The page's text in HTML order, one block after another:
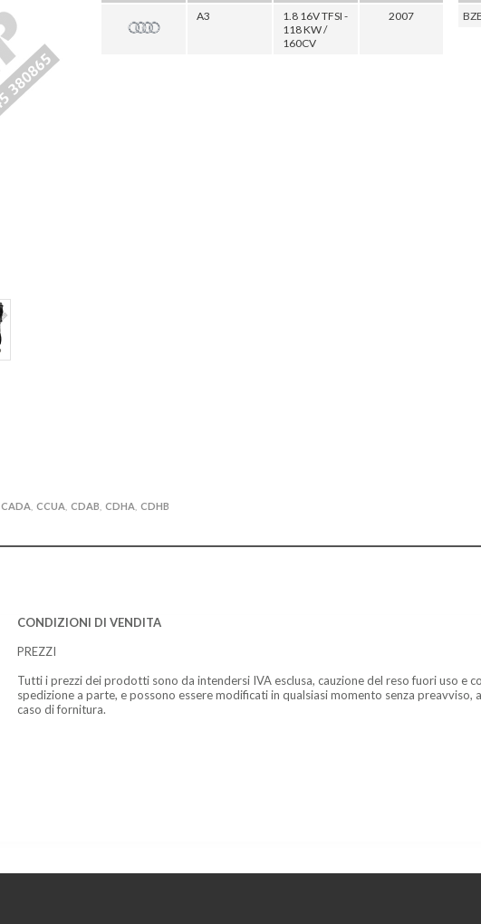
A3
1.8 16V TFSI -
118 KW /
160CV
2007
CADA CCUA CDAB CDHA CDHB
CONDIZIONI DI VENDITA
PREZZI
Tutti i prezzi dei prodotti sono da intendersi IVA esclusa, cauzione del reso fuori uso e
spedizione a parte, e possono essere modificati in qualsiasi momento senza preavviso,
caso di fornitura.